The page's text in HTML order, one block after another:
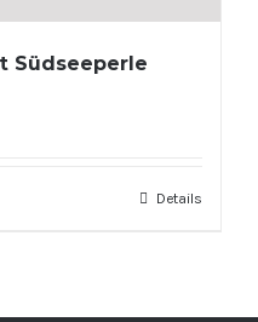
Südseeperle
Details